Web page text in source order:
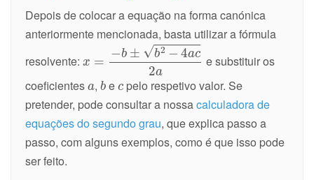
Depois de colocar a equação na forma canónica
anteriormente mencionada, basta utilizar a fórmula
resolvente:
e substituir os
coeficientes
, e pelo respetivo valor. Se
pretender, pode consultar a nossacalculadora de
equações do segundo grau, que explica passo a
passo, com alguns exemplos, como é que isso pode
ser feito.